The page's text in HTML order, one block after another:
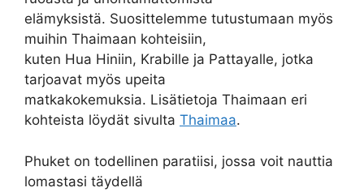
elämyksistä. Suosittelemme tutustumaan myös
muihin Thaimaan kohteisiin,
kuten Hua Hiniin, Krabille ja Pattayalle, jotka
tarjoavat myös upeita
matkakokemuksia. Lisätietoja Thaimaan eri
kohteista löydät sivulta Thaimaa.
Phuket on todellinen paratiisi, jossa voit nauttia
lomastasi täydellä